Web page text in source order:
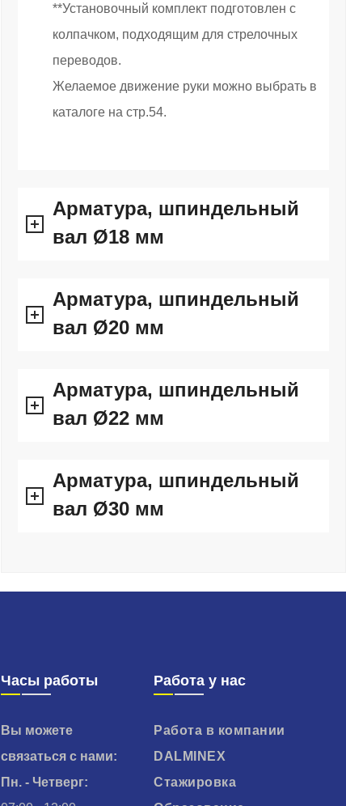
**Установочный комплект подготовлен с
колпачком, подходящим для стрелочных
переводов.
Желаемое движение руки можно выбрать в
каталоге на стр.54.
Арматура, шпиндельный
вал Ø18 мм
Арматура, шпиндельный
вал Ø20 мм
Арматура, шпиндельный
вал Ø22 мм
Арматура, шпиндельный
вал Ø30 мм
Часы работы
Вы можете
связаться с нами:
Пн. - Четверг:
Работа у нас
Работа в компании
DALMINEX
Стажировка